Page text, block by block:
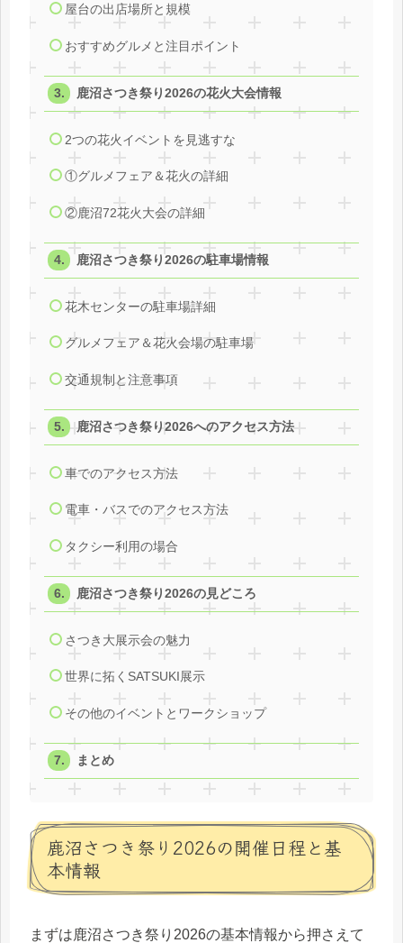
屋台の出店場所と規模
おすすめグルメと注目ポイント
鹿沼さつき祭り2026の花火大会情報
2つの花火イベントを見逃すな
①グルメフェア＆花火の詳細
②鹿沼72花火大会の詳細
鹿沼さつき祭り2026の駐車場情報
花木センターの駐車場詳細
グルメフェア＆花火会場の駐車場
交通規制と注意事項
鹿沼さつき祭り2026へのアクセス方法
車でのアクセス方法
電車・バスでのアクセス方法
タクシー利用の場合
鹿沼さつき祭り2026の見どころ
さつき大展示会の魅力
世界に拓くSATSUKI展示
その他のイベントとワークショップ
まとめ
鹿沼さつき祭り2026の開催日程と基
本情報
まずは鹿沼さつき祭り2026の基本情報から押さえて